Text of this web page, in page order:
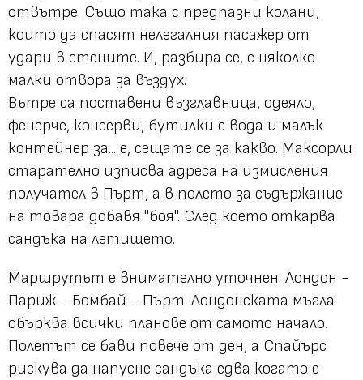
отвътре. Също така с предпазни колани,
които да спасят нелегалния пасажер от
удари в стените. И, разбира се, с няколко
малки отвора за въздух.
Вътре са поставени възглавница, одеяло,
фенерче, консерви, бутилки с вода и малък
контейнер за... е, сещате се за какво. Максорли
старателно изписва адреса на измисления
получател в Пърт, а в полето за съдържание
на товара добавя "боя". След което откарва
сандъка на летището.
Маршрутът е внимателно уточнен: Лондон -
Париж - Бомбай - Пърт. Лондонската мъгла
обърква всички планове от самото начало.
Полетът се бави повече от ден, а Спайърс
рискува да напусне сандъка едва когато е